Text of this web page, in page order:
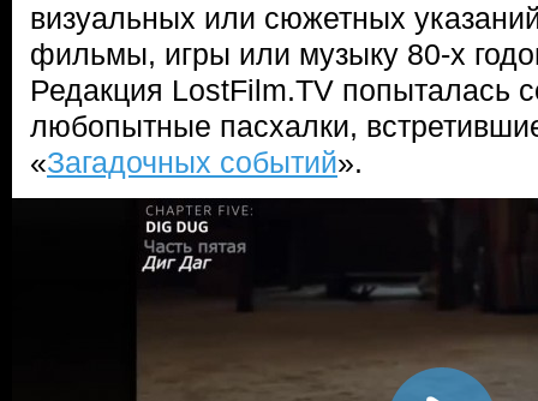
визуальных или сюжетных
фильмы, игры или музыку 80-х
Редакция LostFilm.TV попыталась
любопытные пасхалки,
«Загадочных событий».